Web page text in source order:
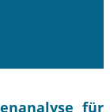
für